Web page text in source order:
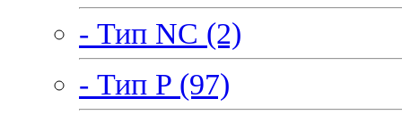
- Тип NC (2)
- Тип P (97)